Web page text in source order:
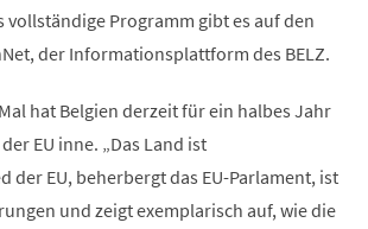
vollständige Programm gibt es auf den
der Informationsplattform des BELZ.
hat Belgien derzeit für ein halbes Jahr
EU inne. „Das Land ist
der EU, beherbergt das EU-Parlament, ist
und zeigt exemplarisch auf, wie die